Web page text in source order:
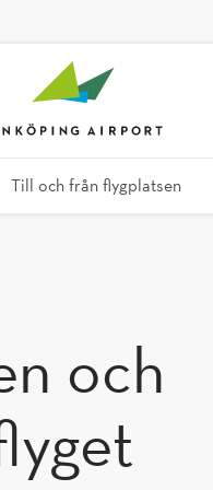
Till och från flygplatsen